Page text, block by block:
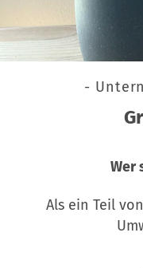
-
Wer
Als ein Teil